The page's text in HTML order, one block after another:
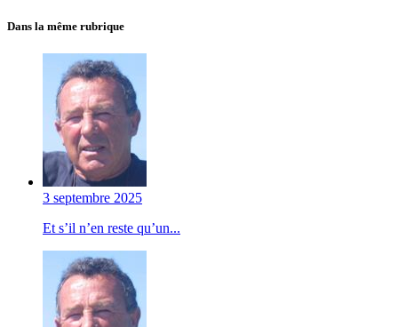
Dans la même rubrique
3 septembre 2025
Et s’il n’en reste qu’un...